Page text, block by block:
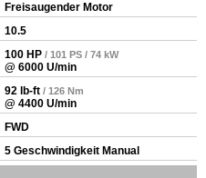
Freisaugender Motor
10.5
100 HP / 101 PS / 74 kW
@ 6000 U/min
92 lb-ft / 126 Nm
@ 4400 U/min
FWD
5 Geschwindigkeit Manual